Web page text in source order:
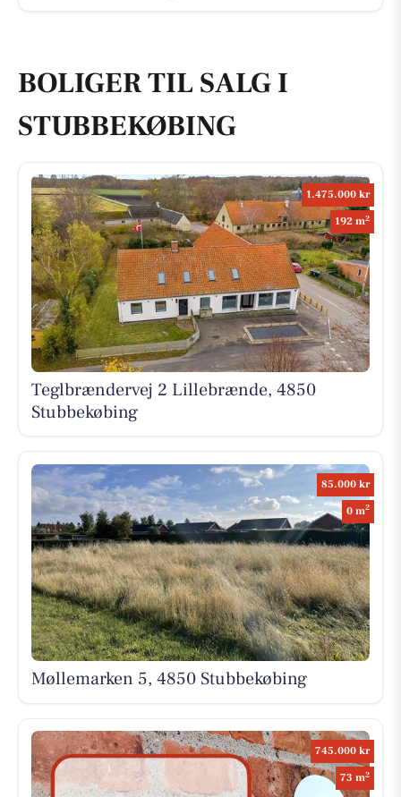
BOLIGER TIL SALG I
STUBBEKØBING
1.475.000 kr
192 m2
Teglbrændervej 2 Lillebrænde, 4850
Stubbekøbing
85.000 kr
0 m2
Møllemarken 5, 4850 Stubbekøbing
745.000 kr
73 m2